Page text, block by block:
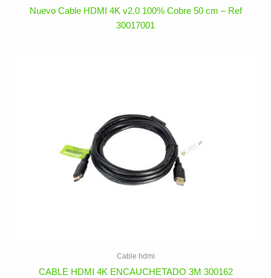
Nuevo Cable HDMI 4K v2.0 100% Cobre 50 cm – Ref
30017001
Cable hdmi
CABLE HDMI 4K ENCAUCHETADO 3M 300162